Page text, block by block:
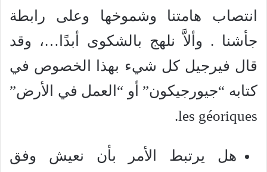
انتصاب هامتنا وشموخها وعلى رابطة
جأشنا . وألاَّ نلهج بالشكوى أبدًا…، وقد
قال فيرجيل كل شيء بهذا الخصوص في
كتابه “جيورجيكون” أو “العمل في الأرض”
les géoriques.
هل يرتبط الأمر بأن نعيش وفق